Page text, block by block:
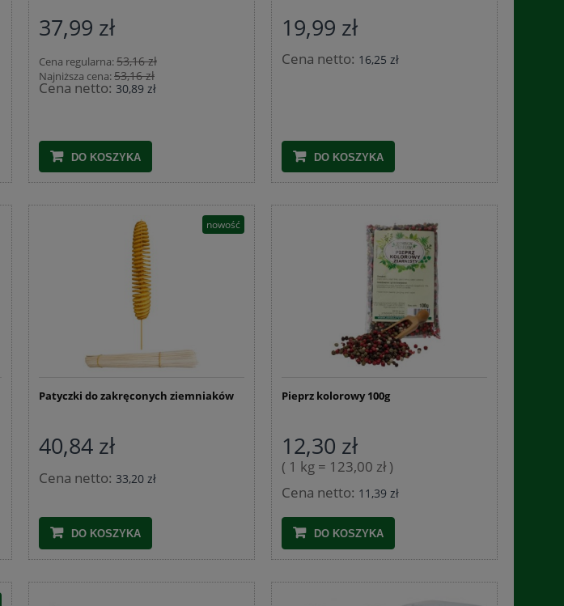
37,99 zł
Cena regularna:53,16 zł
Najniższa cena:53,16 zł
Cena netto: 30,89 zł
DO KOSZYKA
19,99 zł
Cena netto: 16,25 zł
DO KOSZYKA
Patyczki do zakręconych ziemniaków
40,84 zł
Cena netto: 33,20 zł
DO KOSZYKA
nowość
Pieprz kolorowy 100g
12,30 zł
( 1 kg = 123,00 zł )
Cena netto: 11,39 zł
DO KOSZYKA